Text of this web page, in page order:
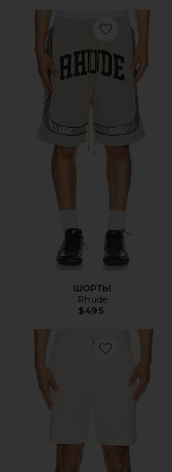
Favorite ШОРТЫ
ШОРТЫ
Rhude
$495
Favorite ШОРТЫ